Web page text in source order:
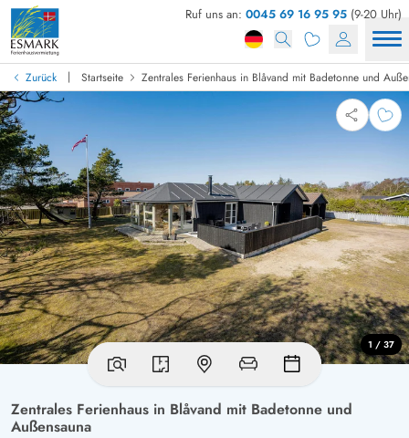
Ruf uns an: 0045 69 16 95 95 (9-20 Uhr)
Zurück | Startseite Zentrales Ferienhaus in Blåvand mit Badetonne und
Zentrales Ferienhaus in Blåvand mit Badetonne und
Außensauna
1 / 37